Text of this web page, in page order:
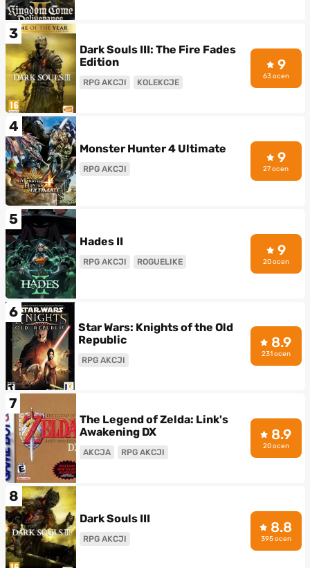
3
Dark Souls III: The Fire Fades
Edition
RPG AKCJI KOLEKCJE
9
63 ocen
4
Monster Hunter 4 Ultimate
RPG AKCJI
9
27 ocen
5
Hades II
RPG AKCJI ROGUELIKE
9
20 ocen
6
Star Wars: Knights of the Old
Republic
RPG AKCJI
8.9
231 ocen
7
The Legend of Zelda: Link's
Awakening DX
AKCJA RPG AKCJI
8.9
20 ocen
8
Dark Souls III
RPG AKCJI
8.8
395 ocen